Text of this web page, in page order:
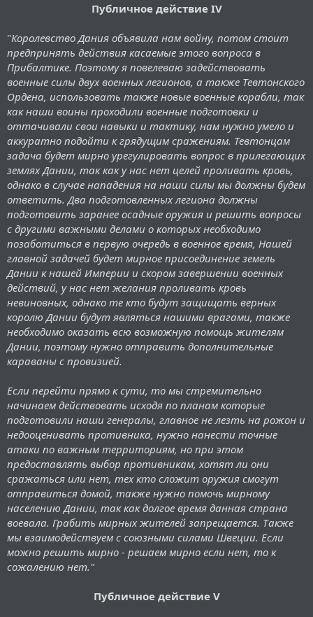
Публичное действие IV
"Королевство Дания объявила нам войну, потом стоит
предпринять действия касаемые этого вопроса в
Прибалтике. Поэтому я повелеваю задействовать
военные силы двух военных легионов, а также Тевтонского
Ордена, использовать также новые военные корабли, так
как наши воины проходили военные подготовки и
оттачивали свои навыки и тактику, нам нужно умело и
аккуратно подойти к грядущим сражениям. Тевтонцам
задача будет мирно урегулировать вопрос в прилегающих
землях Дании, так как у нас нет целей проливать кровь,
однако в случае нападения на наши силы мы должны будем
ответить. Два подготовленных легиона должны
подготовить заранее осадные оружия и решить вопросы
с другими важными делами о которых необходимо
позаботиться в первую очередь в военное время, Нашей
главной задачей будет мирное присоединение земель
Дании к нашей Империи и скором завершении военных
действий, у нас нет желания проливать кровь
невиновных, однако те кто будут защищать верных
королю Дании будут являться нашими врагами, также
необходимо оказать всю возможную помощь жителям
Дании, поэтому нужно отправить дополнительные
караваны с провизией.
Если перейти прямо к сути, то мы стремительно
начинаем действовать исходя по планам которые
подготовили наши генералы, главное не лезть на рожон и
недооценивать противника, нужно нанести точные
атаки по важным территориям, но при этом
предоставлять выбор противникам, хотят ли они
сражаться или нет, тех кто сложит оружия смогут
отправиться домой, также нужно помочь мирному
населению Дании, так как долгое время данная страна
воевала. Грабить мирных жителей запрещается. Также
мы взаимодействуем с союзными силами Швеции. Если
можно решить мирно - решаем мирно если нет, то к
сожалению нет."
Публичное действие V